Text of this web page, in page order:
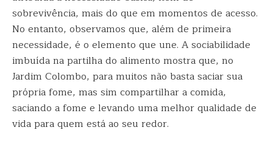
sobrevivência, mais do que em momentos de acesso.
No entanto, observamos que, além de primeira
necessidade, é o elemento que une. A sociabilidade
imbuída na partilha do alimento mostra que, no
Jardim Colombo, para muitos não basta saciar sua
própria fome, mas sim compartilhar a comida,
saciando a fome e levando uma melhor qualidade de
vida para quem está ao seu redor.